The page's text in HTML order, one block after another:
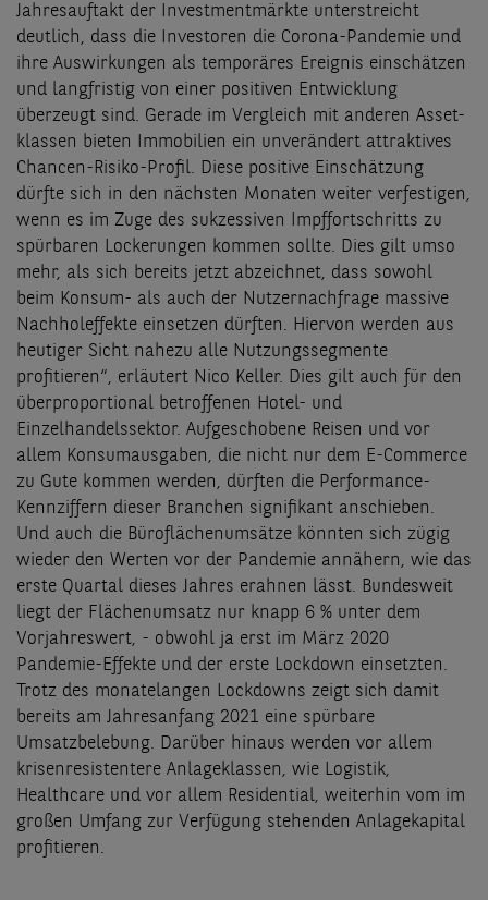
Jahresauftakt der Investmentmärkte unterstreicht
deutlich, dass die Investoren die Corona-Pandemie und
ihre Auswirkungen als temporäres Ereignis einschätzen
und langfristig von einer positiven Entwicklung
überzeugt sind. Gerade im Vergleich mit anderen Asset-
klassen bieten Immobilien ein unverändert attraktives
Chancen-Risiko-Profil. Diese positive Einschätzung
dürfte sich in den nächsten Monaten weiter verfestigen,
wenn es im Zuge des sukzessiven Impffortschritts zu
spürbaren Lockerungen kommen sollte. Dies gilt umso
mehr, als sich bereits jetzt abzeichnet, dass sowohl
beim Konsum- als auch der Nutzernachfrage massive
Nachholeffekte einsetzen dürften. Hiervon werden aus
heutiger Sicht nahezu alle Nutzungssegmente
profitieren“, erläutert Nico Keller. Dies gilt auch für den
überproportional betroffenen Hotel- und
Einzelhandelssektor. Aufgeschobene Reisen und vor
allem Konsumausgaben, die nicht nur dem E-Commerce
zu Gute kommen werden, dürften die Performance-
Kennziffern dieser Branchen signifikant anschieben.
Und auch die Büroflächenumsätze könnten sich zügig
wieder den Werten vor der Pandemie annähern, wie das
erste Quartal dieses Jahres erahnen lässt. Bundesweit
liegt der Flächenumsatz nur knapp 6 % unter dem
Vorjahreswert, - obwohl ja erst im März 2020
Pandemie-Effekte und der erste Lockdown einsetzten.
Trotz des monatelangen Lockdowns zeigt sich damit
bereits am Jahresanfang 2021 eine spürbare
Umsatzbelebung. Darüber hinaus werden vor allem
krisenresistentere Anlageklassen, wie Logistik,
Healthcare und vor allem Residential, weiterhin vom im
großen Umfang zur Verfügung stehenden Anlagekapital
profitieren.